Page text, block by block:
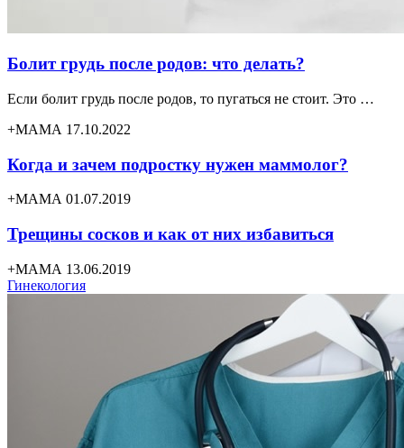
Болит грудь после родов: что делать?
Если болит грудь после родов, то пугаться не стоит. Это …
+МАМА 17.10.2022
Когда и зачем подростку нужен маммолог?
+МАМА 01.07.2019
Трещины сосков и как от них избавиться
+МАМА 13.06.2019
Гинекология